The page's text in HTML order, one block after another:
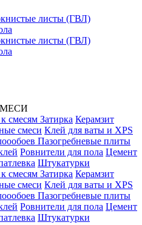
листы (ГВЛ)
листы (ГВЛ)
смесям Затирка Керамзит
смеси Клей для ваты и XPS
Пазогребневые плиты
Ровнители для пола Цемент
Штукатурки
смесям Затирка Керамзит
смеси Клей для ваты и XPS
Пазогребневые плиты
Ровнители для пола Цемент
Штукатурки